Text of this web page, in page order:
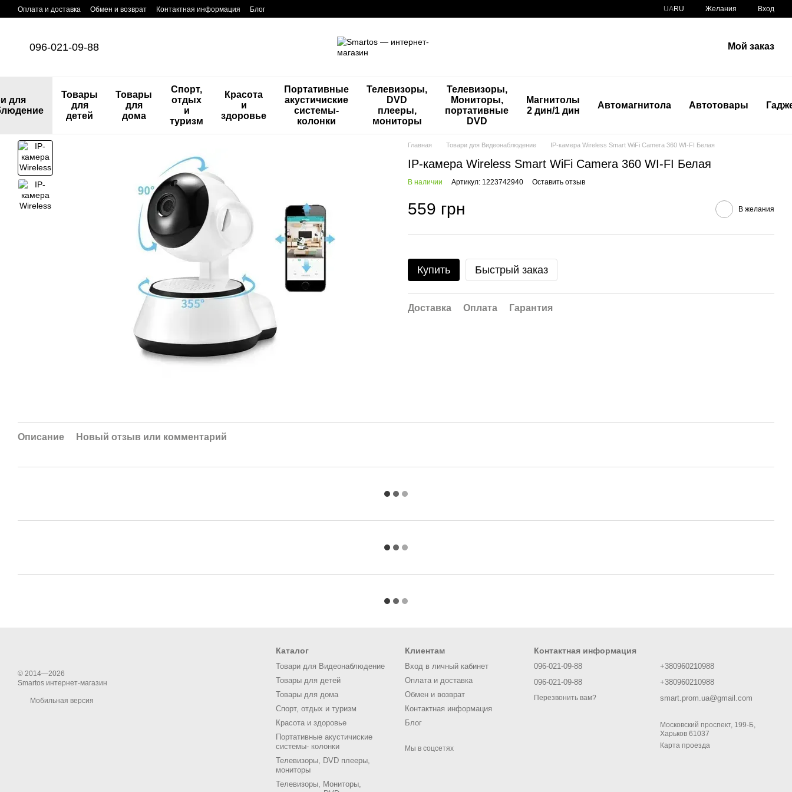
Перейти к основному контенту
Оплата и доставка Обмен и возврат Контактная информация Блог UARU Желания Вход
096-021-09-88 Мой заказ
для
Товары
для
детей
Товары
для
дома
Спорт,
отдых
и
туризм
Красота
и
здоровье
Портативные
акустичиские
системы-
колонки
Телевизоры,
DVD
плееры,
мониторы
Телевизоры,
Мониторы,
портативные
DVD
Магнитолы
2 дин/1 дин
Автомагнитола Автотовары
Главная Товари для Видеонаблюдение IP-камера Wireless Smart WiFi Camera 360 WI-FI Белая
IP-камера Wireless Smart WiFi Camera 360 WI-FI Белая
В наличии Артикул: 1223742940 Оставить отзыв
559 грн В желания
Купить Быстрый заказ
Доставка Оплата Гарантия
Описание Новый отзыв или комментарий
© 2014—2026
Smartos интернет-магазин
Мобильная версия
Каталог
Товари для Видеонаблюдение
Товары для детей
Товары для дома
Спорт, отдых и туризм
Красота и здоровье
Портативные акустичиские
системы- колонки
Телевизоры, DVD плееры,
мониторы
Телевизоры, Мониторы,
Клиентам
Вход в личный кабинет
Оплата и доставка
Обмен и возврат
Контактная информация
Блог
Мы в соцсетях
Контактная информация
096-021-09-88
096-021-09-88
Перезвонить вам?
+380960210988
+380960210988
smart.prom.ua@gmail.com
Московский проспект, 199-Б,
Харьков 61037
Карта проезда